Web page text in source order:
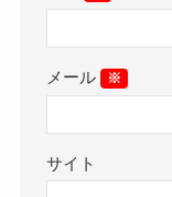
メール ※
サイト